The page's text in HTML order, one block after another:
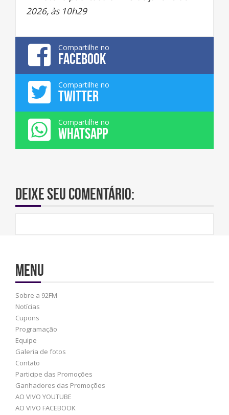
2026, às 10h29
Compartilhe no
FACEBOOK
Compartilhe no
TWITTER
Compartilhe no
WHATSAPP
Deixe seu comentário:
Menu
Sobre a 92FM
Notícias
Cupons
Programação
Equipe
Galeria de fotos
Contato
Participe das Promoções
Ganhadores das Promoções
AO VIVO YOUTUBE
AO VIVO FACEBOOK